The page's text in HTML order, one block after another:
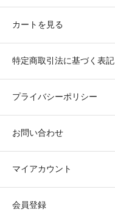
カートを見る
特定商取引法に基づく表記
プライバシーポリシー
お問い合わせ
マイアカウント
会員登録